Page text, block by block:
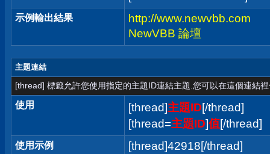
示例輸出結果
http://www.newvbb.com
NewVBB 論壇
主題連結
[thread] 標籤允許您使用指定的主題ID連結主題.您可以在這個連結
使用 [thread]主題ID[/thread]
[thread=主題ID]值[/thread]
使用示例
[thread]42918[/thread]